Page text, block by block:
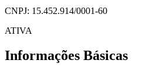
CNPJ: 15.452.914/0001-60
ATIVA
Informações Básicas